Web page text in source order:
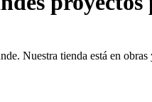
Nuestra tienda está en